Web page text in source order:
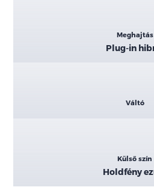
Meghajtás
Plug-in
Váltó
Külső szín
Holdfény